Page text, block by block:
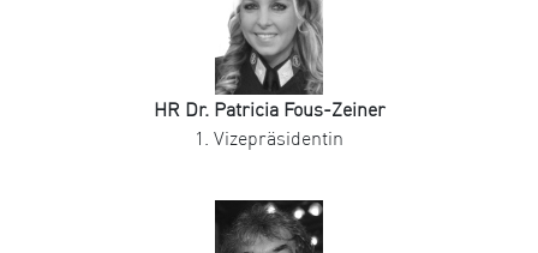
HR Dr. Patricia Fous-Zeiner
1. Vizepräsidentin